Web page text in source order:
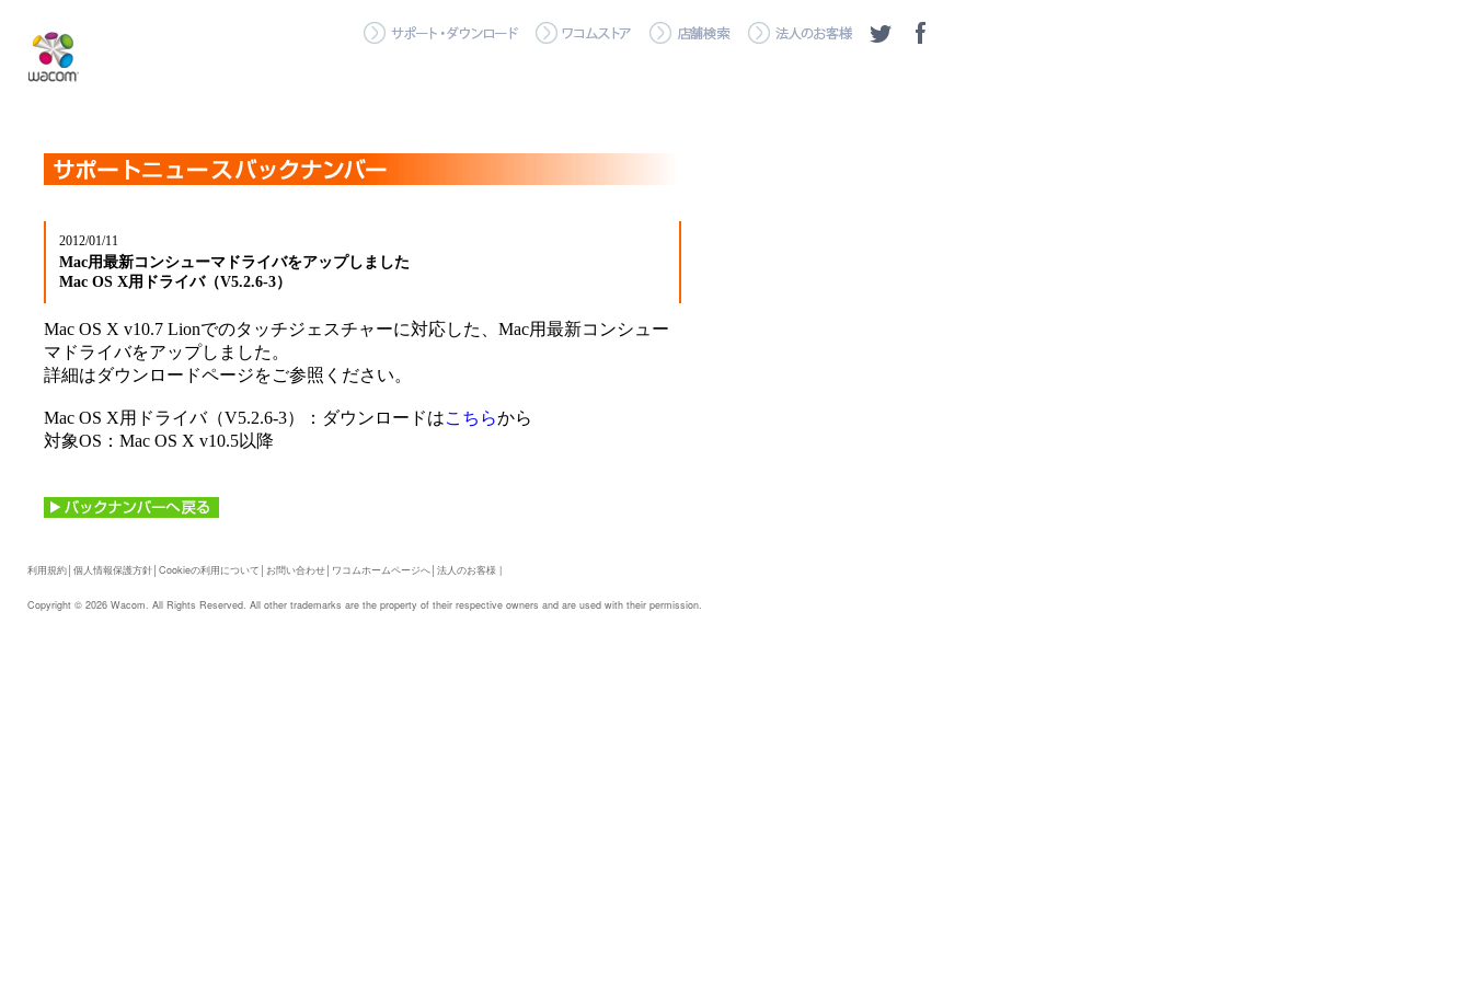
2012/01/11
Mac用最新コンシューマドライバをアップしました
Mac OS X用ドライバ（V5.2.6-3）
Mac OS X v10.7 Lionでのタッチジェスチャーに対応した、Mac用最新コンシュー
マドライバをアップしました。
詳細はダウンロードページをご参照ください。
Mac OS X用ドライバ（V5.2.6-3）：ダウンロードはこちらから
対象OS：Mac OS X v10.5以降
利用規約│ 個人情報保護方針│ Cookieの利用について │ お問い合わせ│ ワコムホームページへ│ 法人のお客様 |
Copyright © 2026 Wacom. All Rights Reserved. All other trademarks are the property of their respective owners and are used with their permission.